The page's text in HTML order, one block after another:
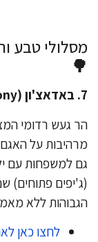
טבע
געש רדומי המציע
על האגם.
למשפחות עם
פתוחים)
ללא מאמץ.
לחצו כאן